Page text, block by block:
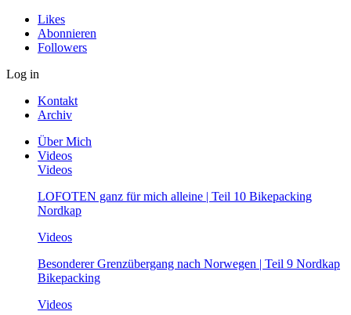
Likes
Abonnieren
Followers
Log in
Kontakt
Archiv
Über Mich
Videos
Videos
LOFOTEN ganz für mich alleine | Teil 10 Bikepacking
Nordkap
Videos
Besonderer Grenzübergang nach Norwegen | Teil 9 Nordkap
Bikepacking
Videos